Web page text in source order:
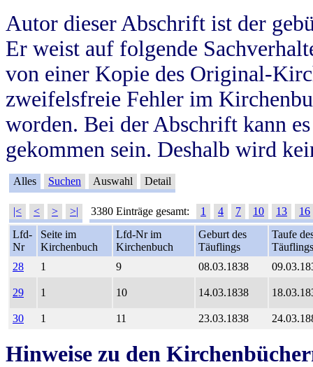
Autor dieser Abschrift ist der
Er weist auf folgende
von einer Kopie des Original-
zweifelsfreie Fehler im
worden. Bei der Abschrift kann
gekommen sein. Deshalb wird
Alles Suchen Auswahl Detail
|< < > >| 3380 Einträge gesamt: 1 4 7 10 13
16
Lfd-
Nr
Seite im
Kirchenbuch
Lfd-Nr im
Kirchenbuch
Geburt des
Täuflings
Taufe
Täuflings
28
1 9 08.03.1838
29 1 10 14.03.1838
30 1 11 23.03.1838
Hinweise zu den